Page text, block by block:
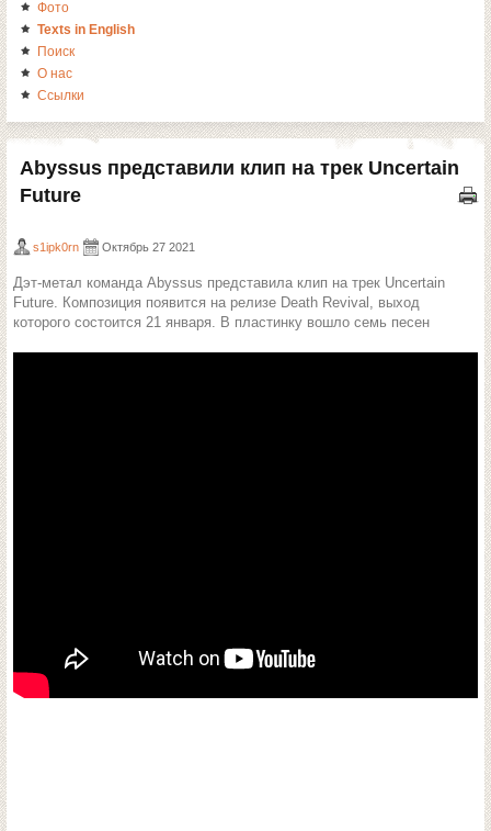
Фото
Texts in English
Поиск
О нас
Ссылки
Abyssus представили клип на трек Uncertain
Future
s1ipk0rn Октябрь 27 2021
Дэт-метал команда Abyssus представила клип на трек Uncertain
Future. Композиция появится на релизе Death Revival, выход
которого состоится 21 января. В пластинку вошло семь песен